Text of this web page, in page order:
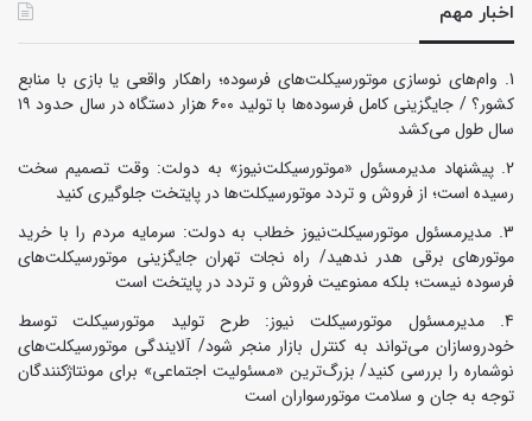
اخبار مهم
وام‌های نوسازی موتورسیکلت‌های فرسوده؛ راهکار واقعی یا بازی با منابع
کشور؟ / جایگزینی کامل فرسوده‌ها با تولید ۶۰۰ هزار دستگاه در سال حدود ۱۹
سال طول می‌کشد
پیشنهاد مدیرمسئول «موتورسیکلت‌نیوز» به دولت: وقت تصمیم سخت
رسیده است؛ از فروش و تردد موتورسیکلت‌ها در پایتخت جلوگیری کنید
مدیرمسئول موتورسیکلت‌نیوز خطاب به دولت: سرمایه مردم را با خرید
موتورهای برقی هدر ندهید/ راه نجات تهران جایگزینی موتورسیکلت‌های
فرسوده نیست؛ بلکه ممنوعیت فروش و تردد در پایتخت است
مدیرمسئول موتورسیکلت نیوز: طرح تولید موتورسیکلت توسط
خودروسازان می‌تواند به کنترل بازار منجر شود/ آلایندگی موتورسیکلت‌های
نوشماره را بررسی کنید/ بزرگ‌ترین «مسئولیت اجتماعی» برای مونتاژکنندگان
توجه به جان و سلامت موتورسواران است